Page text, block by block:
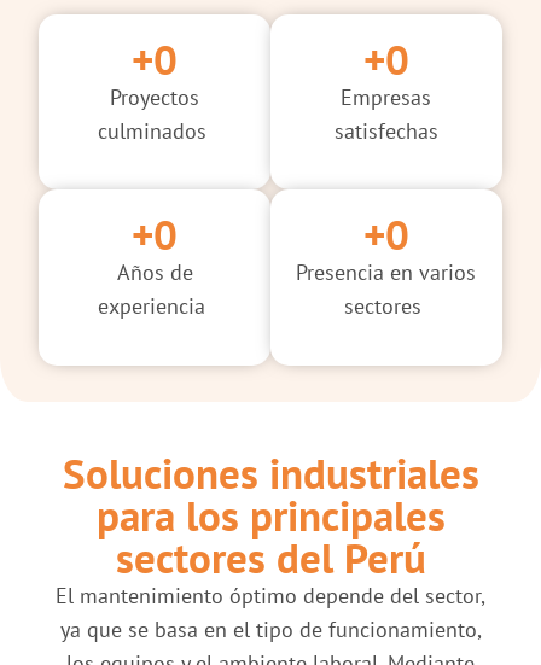
+0
Proyectos
culminados
+0
Empresas
satisfechas
+0
Años de
experiencia
+0
Presencia en varios
sectores
Soluciones industriales
para los principales
sectores del Perú
El mantenimiento óptimo depende del sector,
ya que se basa en el tipo de funcionamiento,